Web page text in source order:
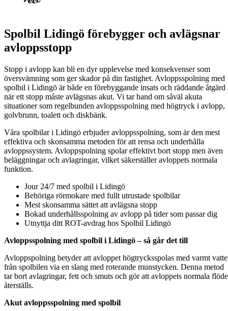
Spolbil Lidingö förebygger och avlägsnar
avloppsstopp
Stopp i avlopp kan bli en dyr upplevelse med konsekvenser som
översvämning som ger skador på din fastighet. Avloppsspolning med
spolbil i Lidingö är både en förebyggande insats och räddande åtgärd
när ett stopp måste avlägsnas akut. Vi tar hand om såväl akuta
situationer som regelbunden avloppsspolning med högtryck i avlopp,
golvbrunn, toalett och diskbänk.
Våra spolbilar i Lidingö erbjuder avloppsspolning, som är den mest
effektiva och skonsamma metoden för att rensa och underhålla
avloppssystem. Avloppspolning spolar effektivt bort stopp men även
beläggningar och avlagringar, vilket säkerställer avloppets normala
funktion.
Jour 24/7 med spolbil i Lidingö
Behöriga rörmokare med fullt utrustade spolbilar
Mest skonsamma sättet att avlägsna stopp
Bokad underhållsspolning av avlopp på tider som passar dig
Utnyttja ditt ROT-avdrag hos Spolbil Lidingö
Avloppsspolning med spolbil i Lidingö – så går det till
Avloppspolning betyder att avloppet högtrycksspolas med varmt
från spolbilen via en slang med roterande munstycken. Denna metod
tar bort avlagringar, fett och smuts och gör att avloppets normala flöde
återställs.
Akut avloppsspolning med spolbil